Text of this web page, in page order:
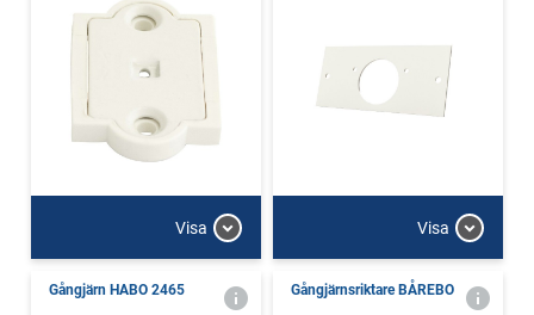
Visa Visa
Gångjärn HABO 2465 Gångjärnsriktare BÅREBO